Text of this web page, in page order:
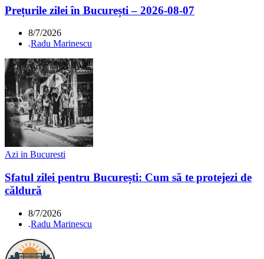
Prețurile zilei în București – 2026-08-07
8/7/2026
.Radu Marinescu
Azi in Bucuresti
Sfatul zilei pentru București: Cum să te protejezi de
căldură
8/7/2026
.Radu Marinescu